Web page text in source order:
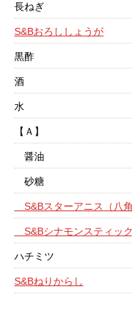
長ねぎ
S&Bおろししょうが
黒酢
酒
水
【Ａ】
醤油
砂糖
S&Bスターアニス（八角
S&Bシナモンスティック
ハチミツ
S&Bねりからし